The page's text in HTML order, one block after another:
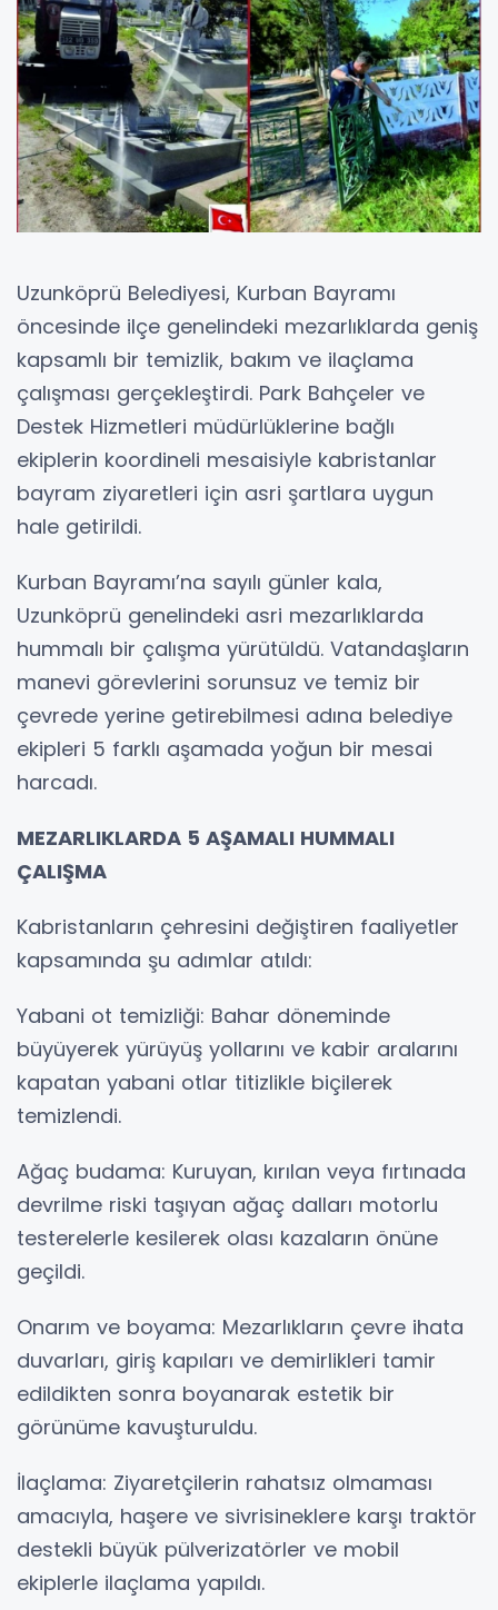
Uzunköprü Belediyesi, Kurban Bayramı
öncesinde ilçe genelindeki mezarlıklarda geniş
kapsamlı bir temizlik, bakım ve ilaçlama
çalışması gerçekleştirdi. Park Bahçeler ve
Destek Hizmetleri müdürlüklerine bağlı
ekiplerin koordineli mesaisiyle kabristanlar
bayram ziyaretleri için asri şartlara uygun
hale getirildi.
Kurban Bayramı’na sayılı günler kala,
Uzunköprü genelindeki asri mezarlıklarda
hummalı bir çalışma yürütüldü. Vatandaşların
manevi görevlerini sorunsuz ve temiz bir
çevrede yerine getirebilmesi adına belediye
ekipleri 5 farklı aşamada yoğun bir mesai
harcadı.
MEZARLIKLARDA 5 AŞAMALI HUMMALI
ÇALIŞMA
Kabristanların çehresini değiştiren faaliyetler
kapsamında şu adımlar atıldı:
Yabani ot temizliği: Bahar döneminde
büyüyerek yürüyüş yollarını ve kabir aralarını
kapatan yabani otlar titizlikle biçilerek
temizlendi.
Ağaç budama: Kuruyan, kırılan veya fırtınada
devrilme riski taşıyan ağaç dalları motorlu
testerelerle kesilerek olası kazaların önüne
geçildi.
Onarım ve boyama: Mezarlıkların çevre ihata
duvarları, giriş kapıları ve demirlikleri tamir
edildikten sonra boyanarak estetik bir
görünüme kavuşturuldu.
İlaçlama: Ziyaretçilerin rahatsız olmaması
amacıyla, haşere ve sivrisineklere karşı traktör
destekli büyük pülverizatörler ve mobil
ekiplerle ilaçlama yapıldı.